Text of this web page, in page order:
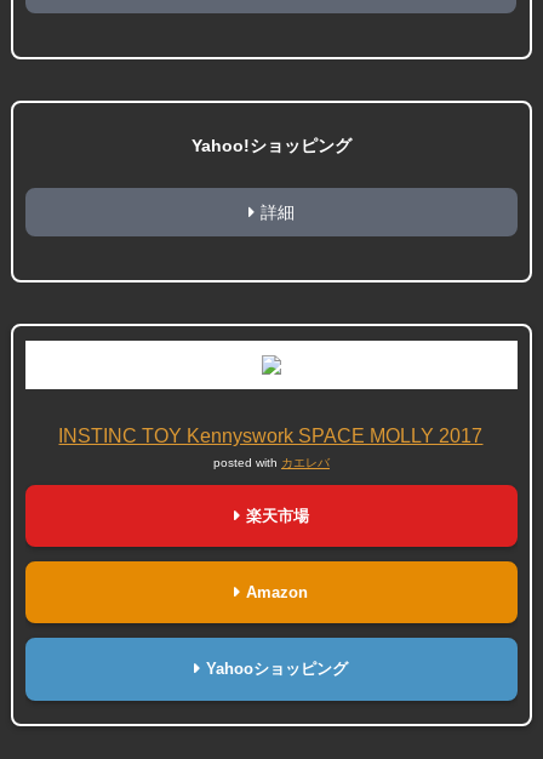
Yahoo!ショッピング
詳細
INSTINC TOY Kennyswork SPACE MOLLY 2017
posted with カエレバ
楽天市場
Amazon
Yahooショッピング